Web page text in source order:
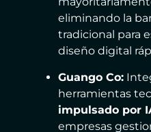
eliminando la
tradicional para
diseño digital
Guango Co:
herramientas
impulsado por
empresas